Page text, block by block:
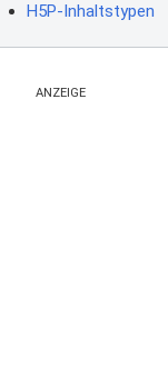
H5P-Inhaltstypen
ANZEIGE